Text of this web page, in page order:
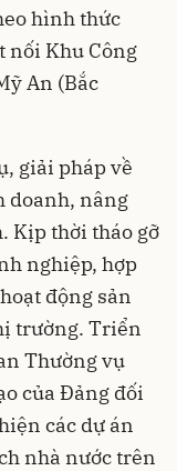
hình thức
nối Khu Công
An (Bắc
giải pháp về
doanh, nâng
Kịp thời tháo gỡ
nghiệp, hợp
động sản
trường. Triển
Thường vụ
của Đảng đối
các dự án
nhà nước trên